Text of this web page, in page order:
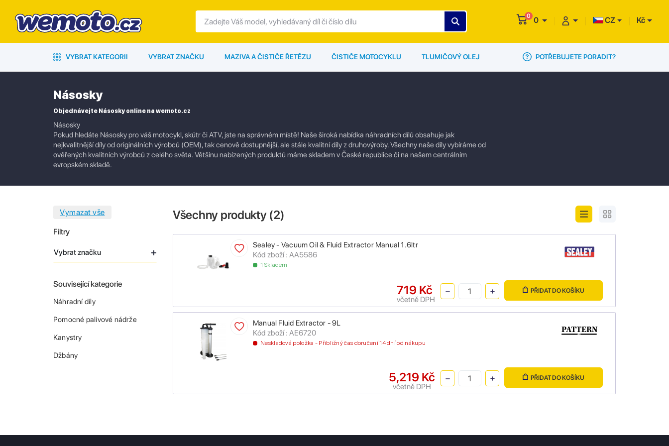
0 0 CZ Kč
VYBRAT KATEGORII VYBRAT ZNAČKU MAZIVA A ČISTIČE ŘETĚZU ČISTIČE MOTOCYKLU TLUMIČOVÝ OLEJ POTŘEBUJETE PORADIT?
Násosky
Objednávejte Násosky online na wemoto.cz
Násosky
Pokud hledáte Násosky pro váš motocykl, skútr či ATV, jste na správném místě! Naše široká nabídka náhradních dílů obsahuje jak
nejkvalitnější díly od originálních výrobců (OEM), tak cenově dostupnější, ale stále kvalitní díly z druhovýroby. Všechny naše díly vybíráme od
ověřených kvalitních výrobců z celého světa. Většinu nabízených produktů máme skladem v České republice či na našem centrálním
evropském skladě.
Filtry
Vybrat značku
Související kategorie
Náhradní díly
Pomocné palivové nádrže
Kanystry
Džbány
Všechny produkty (2)
Sealey - Vacuum Oil & Fluid Extractor Manual 1.6ltr
Kód zboží : AA5586
1 Skladem
719 Kč
včetně DPH
PŘIDAT DO KOŠÍKU
Manual Fluid Extractor - 9L
Kód zboží : AE6720
Neskladová položka - Přibližný čas doručení 14 dní od nákupu
5,219 Kč
včetně DPH
PŘIDAT DO KOŠÍKU